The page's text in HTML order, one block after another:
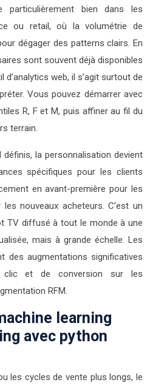
particulièrement bien dans les
ou retail, où la volumétrie de
dégager des patterns clairs. En
sont souvent déjà disponibles
web, il s’agit surtout de
Vous pouvez démarrer avec
R, F et M, puis affiner au fil du
terrain.
la personnalisation devient
spécifiques pour les clients
en avant-première pour les
nouveaux acheteurs. C’est un
TV diffusé à tout le monde à une
mais à grande échelle. Les
des augmentations significatives
clic et de conversion sur les
RFM.
learning
avec python
les cycles de vente plus longs, le